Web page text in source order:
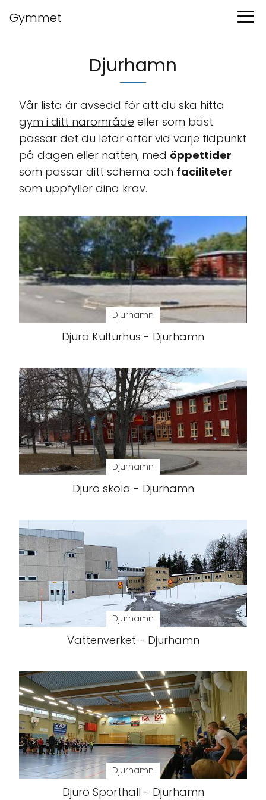
Gymmet
Djurhamn
Vår lista är avsedd för att du ska hitta
gym i ditt närområde eller som bäst
passar det du letar efter vid varje tidpunkt
på dagen eller natten, med öppettider
som passar ditt schema och faciliteter
som uppfyller dina krav.
Djurhamn
Djurö Kulturhus - Djurhamn
Djurhamn
Djurö skola - Djurhamn
Djurhamn
Vattenverket - Djurhamn
Djurhamn
Djurö Sporthall - Djurhamn